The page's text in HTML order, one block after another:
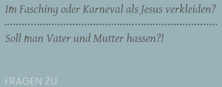
Im Fasching oder Karneval als Jesus verkleiden?
Soll man Vater und Mutter hassen?!
FRAGEN ZU